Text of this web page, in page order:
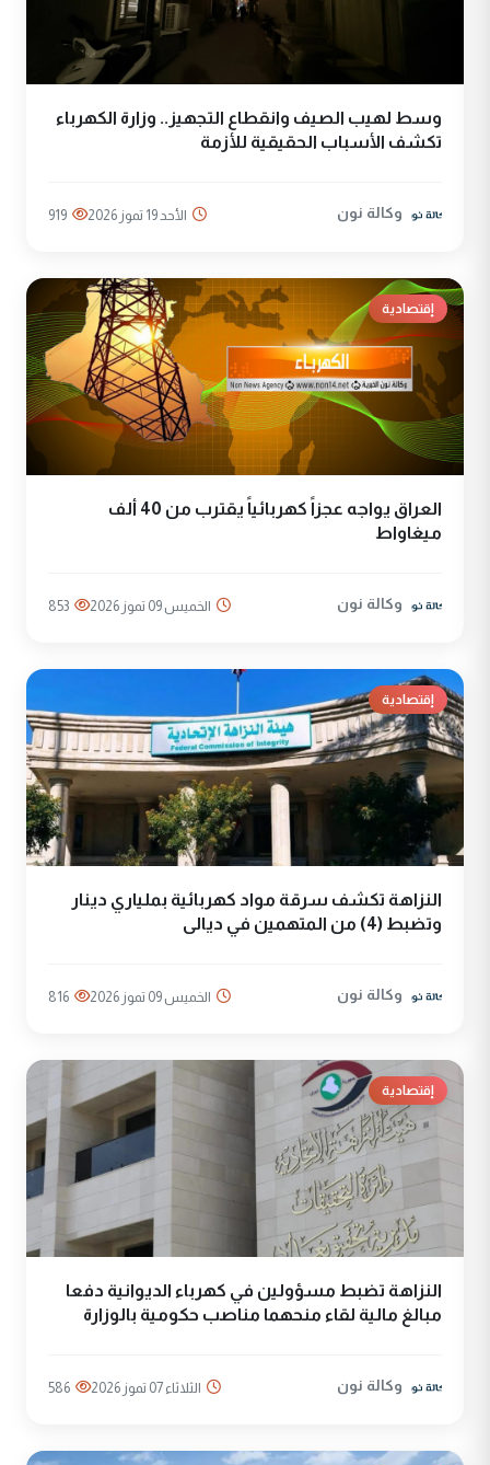
وسط لهيب الصيف وانقطاع التجهيز.. وزارة الكهرباء
تكشف الأسباب الحقيقية للأزمة
وكالة نون الأحد 19 تموز 2026 919
إقتصادية
العراق يواجه عجزاً كهربائياً يقترب من 40 ألف
ميغاواط
وكالة نون الخميس 09 تموز 2026 853
إقتصادية
النزاهة تكشف سرقة مواد كهربائية بملياري دينار
وتضبط (4) من المتهمين في ديالى
وكالة نون الخميس 09 تموز 2026 816
إقتصادية
النزاهة تضبط مسؤولين في كهرباء الديوانية دفعا
مبالغ مالية لقاء منحهما مناصب حكومية بالوزارة
وكالة نون الثلاثاء 07 تموز 2026 586